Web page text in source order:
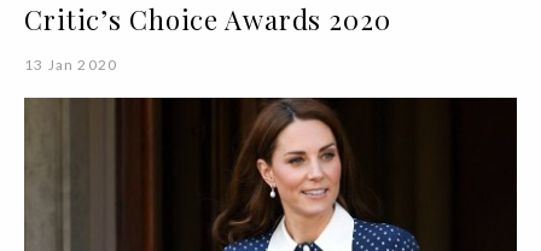
Critic’s Choice Awards 2020
13 Jan 2020